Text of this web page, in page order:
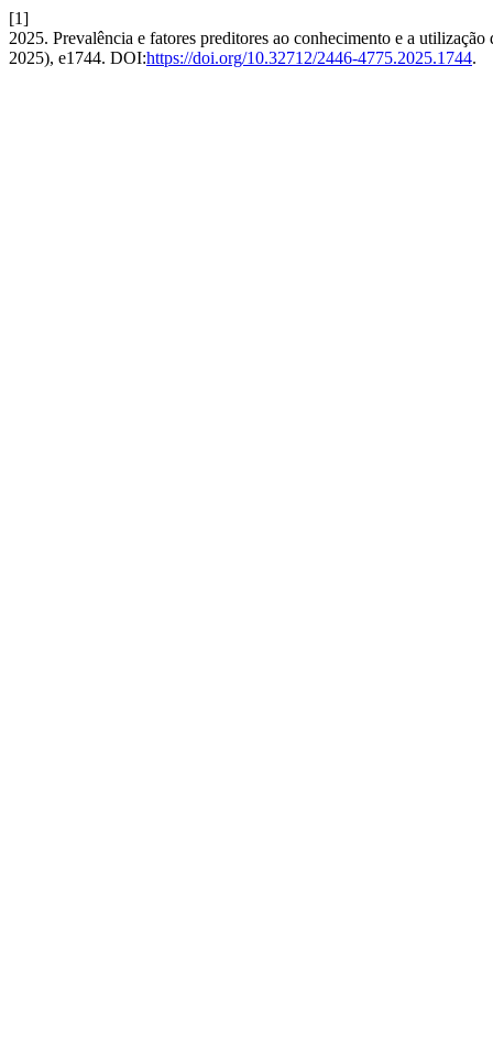
[1]
2025. Prevalência e fatores preditores ao conhecimento e a
2025), e1744. DOI:https://doi.org/10.32712/2446-4775.2025.1744.